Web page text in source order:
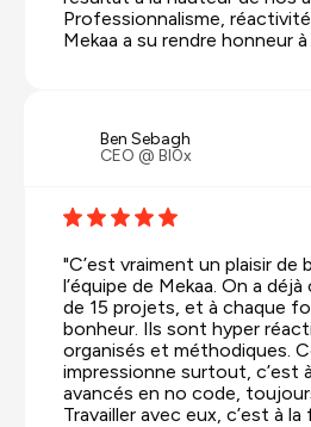
Professionnalisme,
Mekaa a su rendre honneur
Ben Sebagh
CEO @ Bl0x
"C’est vraiment un plaisir de
l’équipe de Mekaa. On a
de 15 projets, et à chaque
bonheur. Ils sont hyper
organisés et méthodiques.
impressionne surtout, c’est
avancés en no code,
Travailler avec eux, c’est à